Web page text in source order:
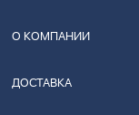
О КОМПАНИИ
ДОСТАВКА